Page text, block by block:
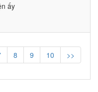
ấy
8 9 10 >>